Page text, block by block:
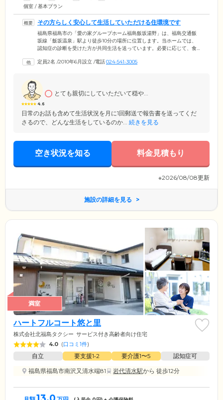
個室 / 基本プラン
その方らしく安心して生活していただける住環境です
福島県福島市の「愛の家グループホーム福島飯坂湯野」は、福島交通飯
坂線「飯坂温泉」駅より徒歩10分の場所に位置します。当ホームでは、
認知症の診断を受けた方が共同生活を送っています。必要に応じて、食
る家事は行っていただいています。役割をもって生活することで「自分
の方らしく安心して生活していただける環境を整えています。
定員2名 /2010年6月設立 /電話024-541-3005
4.6
とても親切にしていただいて穏や...
日常のお話も含めて生活状況を月に1回郵送で報告書を送ってくだ
さるので、どんな生活をしているのか... 続きを見る
空き状況を知る 料金見積もり
※2026/08/08更新
施設の詳細を見る
満室
ハートフルコート悠と里
株式会社北福島タクシー サービス付き高齢者向け住宅
4.0 (口コミ1件)
自立 要支援1•2 要介護1〜5
認知症可
福島県福島市南沢又清水端81
岩代清水駅から 徒歩12分